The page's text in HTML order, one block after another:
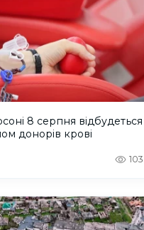
8 серпня відбудеться
донорів крові
103